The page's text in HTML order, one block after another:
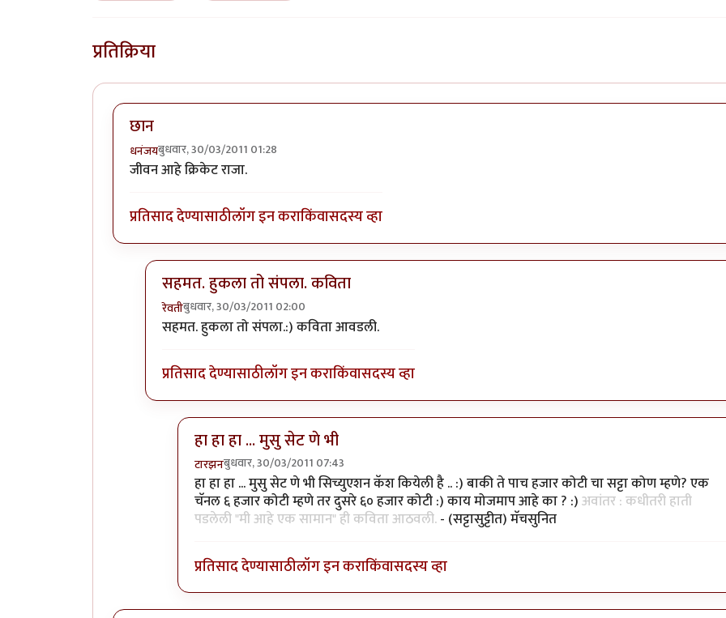
प्रतिक्रिया
छान
धनंजयबुधवार, 30/03/2011 01:28
जीवन आहे क्रिकेट राजा.
प्रतिसाद देण्यासाठीलॉग इन कराकिंवासदस्य व्हा
सहमत. हुकला तो संपला. कविता
रेवतीबुधवार, 30/03/2011 02:00
In reply toछानbyधनंजय
सहमत. हुकला तो संपला.:) कविता आवडली.
प्रतिसाद देण्यासाठीलॉग इन कराकिंवासदस्य व्हा
हा हा हा ... मुसु सेट णे भी
टारझनबुधवार, 30/03/2011 07:43
In reply toसहमत. हुकला तो संपला. कविताbyरेवती
हा हा हा ... मुसु सेट णे भी सिच्युएशन कॅश कियेली है .. :) बाकी ते पाच हजार कोटी चा सट्टा कोण म्हणे? एक
चॅनल ६ हजार कोटी म्हणे तर दुसरे ६० हजार कोटी :) काय मोजमाप आहे का ? :)अवांतर : कधीतरी हाती
पडलेली "मी आहे एक सामान" ही कविता आठवली.- (सट्टासुट्टीत) मॅचसुनित
प्रतिसाद देण्यासाठीलॉग इन कराकिंवासदस्य व्हा